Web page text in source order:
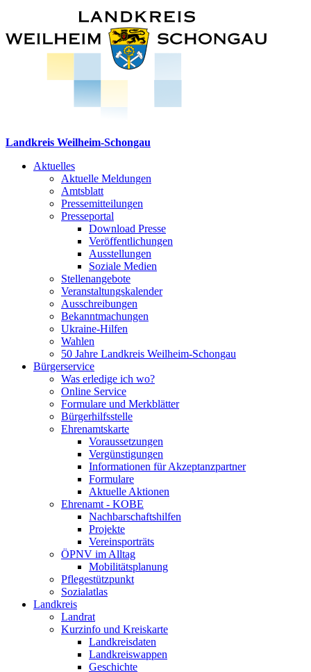
Landkreis Weilheim-Schongau
Aktuelles
Aktuelle Meldungen
Amtsblatt
Pressemitteilungen
Presseportal
Download Presse
Veröffentlichungen
Ausstellungen
Soziale Medien
Stellenangebote
Veranstaltungskalender
Ausschreibungen
Bekanntmachungen
Ukraine-Hilfen
Wahlen
50 Jahre Landkreis Weilheim-Schongau
Bürgerservice
Was erledige ich wo?
Online Service
Formulare und Merkblätter
Bürgerhilfsstelle
Ehrenamtskarte
Voraussetzungen
Vergünstigungen
Informationen für Akzeptanzpartner
Formulare
Aktuelle Aktionen
Ehrenamt - KOBE
Nachbarschaftshilfen
Projekte
Vereinsporträts
ÖPNV im Alltag
Mobilitätsplanung
Pflegestützpunkt
Sozialatlas
Landkreis
Landrat
Kurzinfo und Kreiskarte
Landkreisdaten
Landkreiswappen
Geschichte